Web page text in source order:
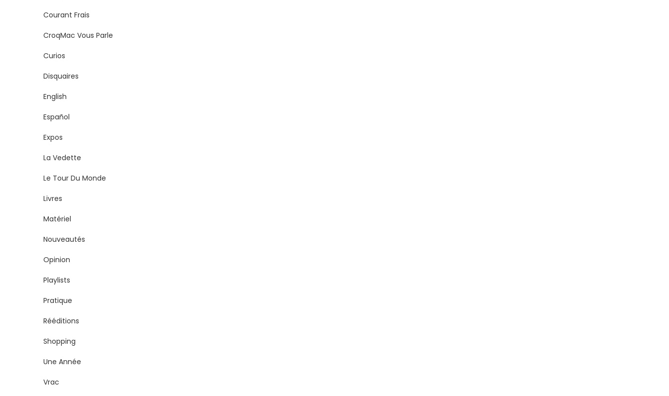
Courant Frais
CroqMac Vous Parle
Curios
Disquaires
English
Español
Expos
La Vedette
Le Tour Du Monde
Livres
Matériel
Nouveautés
Opinion
Playlists
Pratique
Rééditions
Shopping
Une Année
Vrac